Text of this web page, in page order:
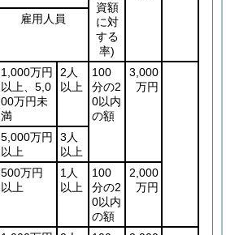
資額
に対
する
率)
雇用人員
1,000万円
以上、5,0
00万円未
満
2人
以上
100
分の2
0以内
の額
3,000
万円
5,000万円
以上
3人
以上
500万円
以上
1人
以上
100
分の2
0以内
の額
2,000
万円